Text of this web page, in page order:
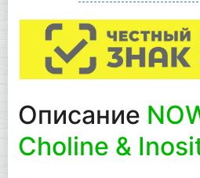
Описание
Choline &